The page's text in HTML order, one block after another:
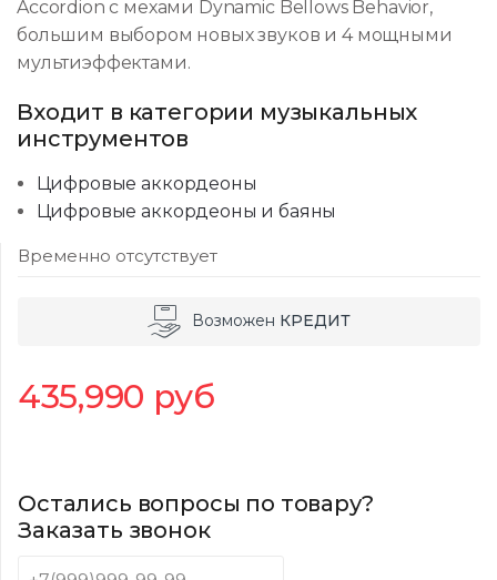
Accordion с мехами Dynamic Bellows Behavior,
большим выбором новых звуков и 4 мощными
мультиэффектами.
Входит в категории музыкальных
инструментов
Цифровые аккордеоны
Цифровые аккордеоны и баяны
Временно отсутствует
Возможен КРЕДИТ
435,990 руб
Остались вопросы по товару?
Заказать звонок